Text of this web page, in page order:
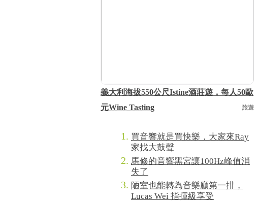
義大利海拔550公尺Istine酒莊遊，每人50歐
元Wine Tasting
旅遊
買音響就是買快樂，大家來Ray
家找大鼓聲
馬修的音響黑宮讓100Hz峰值消
失了
陋室也能轉為音樂廳第一排，
Lucas Wei 指揮級享受